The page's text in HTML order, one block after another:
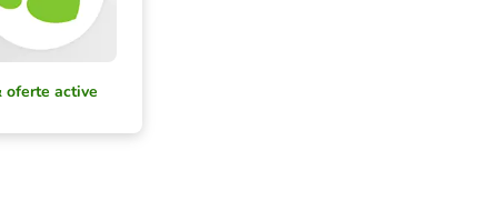
oferte active